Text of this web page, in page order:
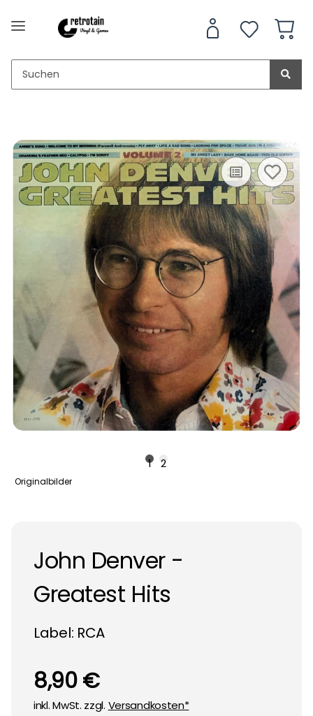
1 2
Originalbilder
John Denver -
Greatest Hits
Label: RCA
8,90 €
inkl. MwSt. zzgl. Versandkosten*